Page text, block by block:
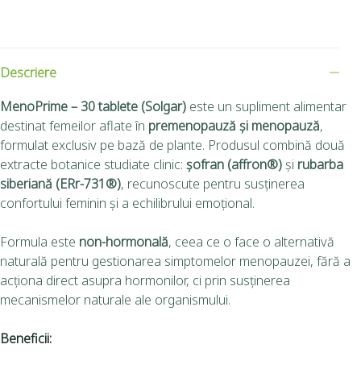
Descriere
MenoPrime – 30 tablete (Solgar) este un supliment alimentar
destinat femeilor aflate în premenopauză și menopauză,
formulat exclusiv pe bază de plante. Produsul combină două
extracte botanice studiate clinic: șofran (affron®)și rubarba
siberiană (ERr-731®), recunoscute pentru susținerea
confortului feminin și a echilibrului emoțional.
Formula este non-hormonală, ceea ce o face o alternativă
naturală pentru gestionarea simptomelor menopauzei, fără a
acționa direct asupra hormonilor, ci prin susținerea
mecanismelor naturale ale organismului.
Beneficii: